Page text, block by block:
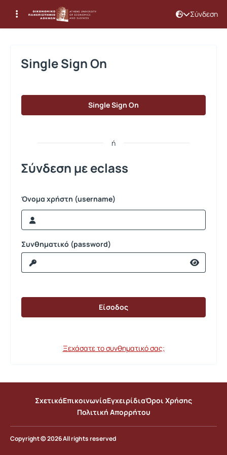
Σύνδεση
Σύνδεση
Single Sign On
Single Sign On
ή
Σύνδεση με eclass
Όνομα χρήστη (username)
Συνθηματικό (password)
Ξεχάσατε το συνθηματικό σας;
ΣχετικάΕπικοινωνίαΕγχειρίδιαΌροι Χρήσης
Πολιτική Απορρήτου
Copyright © 2026 All rights reserved